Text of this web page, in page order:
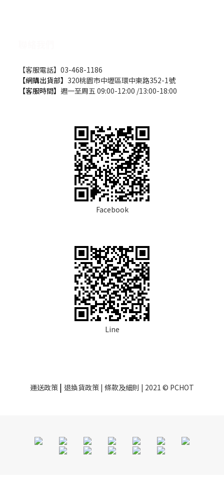
【客服電話】03-468-1186
【網購出貨部】 320桃園市中壢區環中東路352-1號
【客服時間】 週一至周五 09:00-12:00 /13:00-18:00
Facebook
Line
運送政策 | 退換貨政策 | 條款及細則 | 2021 © PCHOT